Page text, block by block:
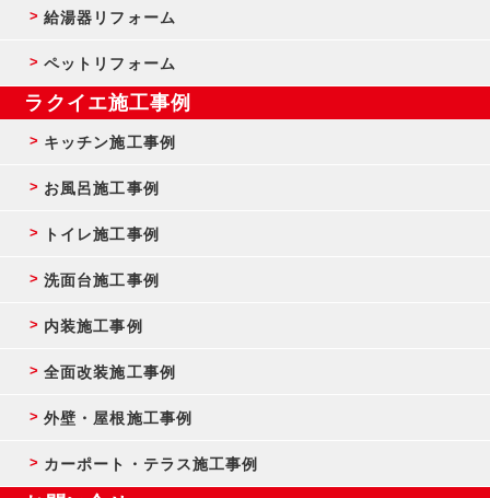
給湯器リフォーム
ペットリフォーム
ラクイエ施工事例
キッチン施工事例
お風呂施工事例
トイレ施工事例
洗面台施工事例
内装施工事例
全面改装施工事例
外壁・屋根施工事例
カーポート・テラス施工事例